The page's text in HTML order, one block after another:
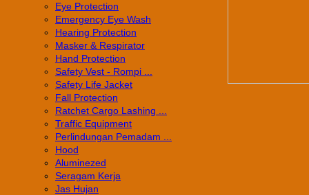
Eye Protection
Emergency Eye Wash
Hearing Protection
Masker & Respirator
Hand Protection
Safety Vest - Rompi ...
Safety Life Jacket
Fall Protection
Ratchet Cargo Lashing ...
Traffic Equipment
Perlindungan Pemadam ...
Hood
Aluminezed
Seragam Kerja
Jas Hujan